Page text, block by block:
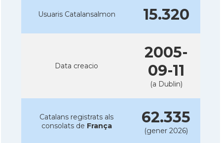
Usuaris Catalansalmon 15.320
Data creacio
2005-
09-11
(a Dublin)
Catalans registrats als
consolats de França 62.335
(gener 2026)